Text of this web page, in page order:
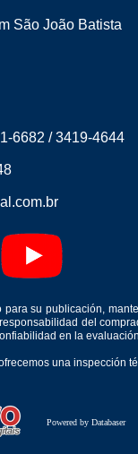
São João Batista
6682 /3419-4644
su publicación,
del
en la
una inspección
Powered by Databaser